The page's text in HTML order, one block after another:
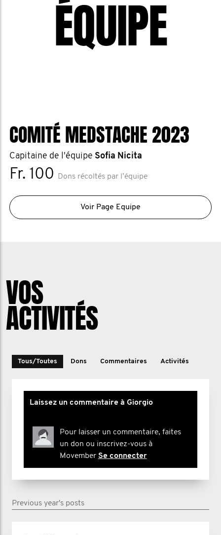
ÉQUIPE
COMITÉ MEDSTACHE 2023
Capitaine de l'équipe Sofia Nicita
Fr. 100 Dons récoltés par l’équipe
Voir Page Equipe
VOS
ACTIVITÉS
Tous/Toutes Dons Commentaires Activités
Laissez un commentaire à Giorgio
Pour laisser un commentaire, faites
un don ou inscrivez-vous à
Movember Se connecter
Previous year's posts